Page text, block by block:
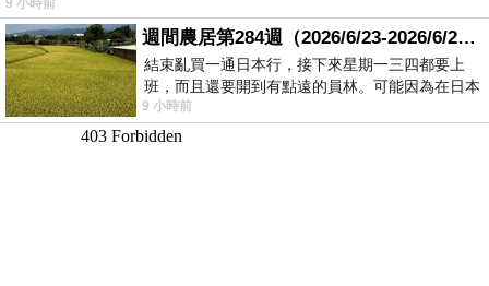
9 小時前
週間農居第284週（2026/6/23-2026/6/24) 夏至 金黃稻浪洋溢豐收喜悅
結束亂買一通日本行，接下來星期一三四都要上
班，而且還要開到有點遠的員林。可能因為在日本
花不少錢，星期一出門上班時，心裡沒有一
9 小時前